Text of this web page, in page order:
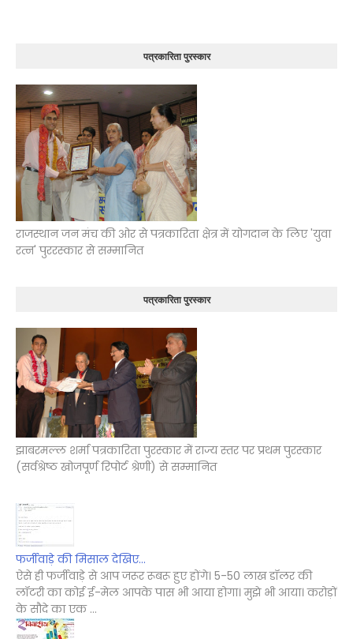
पत्रकारिता पुरस्कार
राजस्थान जन मंच की ओर से पत्रकारिता क्षेत्र में योगदान के लिए 'युवा
रत्न' पुररस्कार से सम्मानित
पत्रकारिता पुरस्कार
झाबरमल्ल शर्मा पत्रकारिता पुरस्कार में राज्य स्तर पर प्रथम पुरस्कार
(सर्वश्रेष्ठ खोजपूर्ण रिपोर्ट श्रेणी) से सम्मानित
फर्जीवाड़े की मिसाल देखिए...
ऐसे ही फर्जीवाड़े से आप जरूर रूबरू हुए होंगे। 5-50 लाख डॉलर की
लॉटरी का कोई ई-मेल आपके पास भी आया होगा। मुझे भी आया। करोड़ों
के सौदे का एक ...